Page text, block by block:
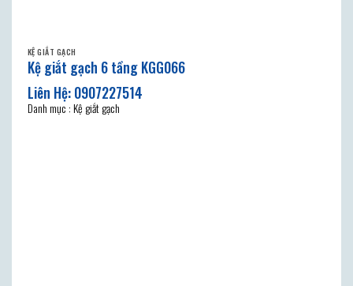
KỆ GIẮT GẠCH
Kệ giắt gạch 6 tầng KGG066
Danh mục : Kệ giắt gạch